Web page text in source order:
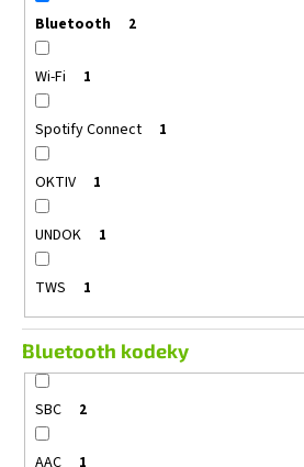
Bluetooth 2
Wi-Fi 1
Spotify Connect 1
OKTIV 1
UNDOK 1
TWS 1
Bluetooth kodeky
SBC 2
AAC 1